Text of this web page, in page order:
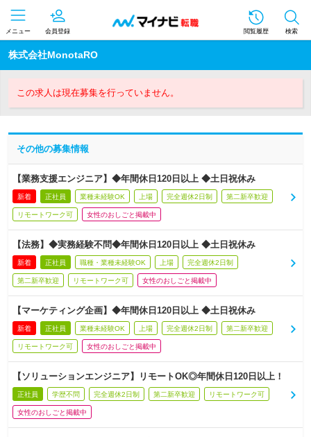
メニュー 会員登録 閲覧履歴 検索
株式会社MonotaRO
この求人は現在募集を行っていません。
その他の募集情報
【業務支援エンジニア】◆年間休日120日以上 ◆土日祝休み
新着 正社員 業種未経験OK 上場 完全週休2日制 第二新卒歓迎
リモートワーク可 女性のおしごと掲載中
【法務】◆実務経験不問◆年間休日120日以上 ◆土日祝休み
新着 正社員 職種・業種未経験OK 上場 完全週休2日制
第二新卒歓迎 リモートワーク可 女性のおしごと掲載中
【マーケティング企画】◆年間休日120日以上 ◆土日祝休み
新着 正社員 業種未経験OK 上場 完全週休2日制 第二新卒歓迎
リモートワーク可 女性のおしごと掲載中
【ソリューションエンジニア】リモートOK◎年間休日120日以上！
正社員 学歴不問 完全週休2日制 第二新卒歓迎 リモートワーク可
女性のおしごと掲載中